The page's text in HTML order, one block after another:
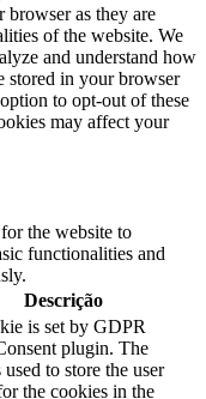
browser as they are
of the website. We
and understand how
stored in your browser
to opt-out of these
may affect your
the website to
functionalities and
Descrição
is set by GDPR
plugin. The
to store the user
the cookies in the